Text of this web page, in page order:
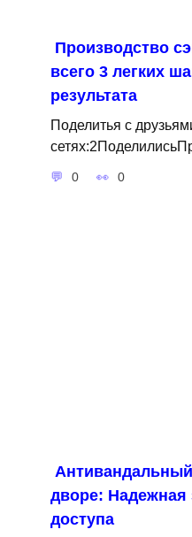
Производство
всего 3 легких
результата
Поделитья с
0 0
дворе: Надежная
доступа